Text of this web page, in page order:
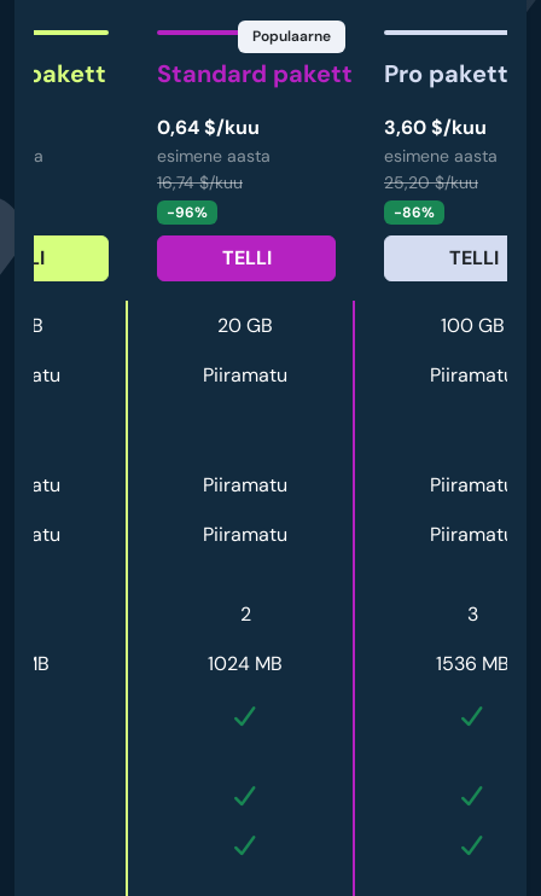
pakett
Populaarne
Standard pakett
0,64 $/kuu
esimene aasta
16,74 $/kuu
-96%
TELLI
Pro pakett
3,60 $/kuu
esimene aasta
25,20 $/kuu
-86%
TELLI
GB 20 GB
100 GB
Piiramatu Piiramatu
Piiramatu
Piiramatu
Piiramatu Piiramatu
2
3
MB
1024 MB 1536 MB